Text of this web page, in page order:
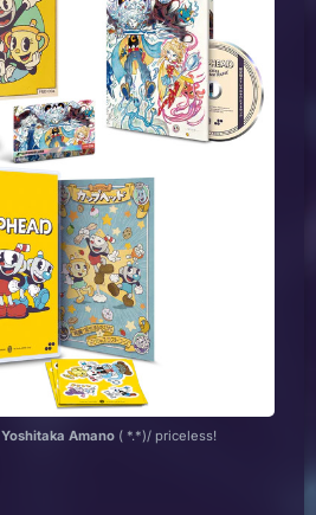
Yoshitaka Amano ( *.*)/ priceless!